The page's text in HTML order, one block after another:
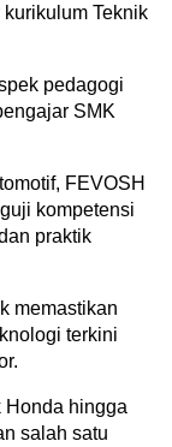
Teknik
pedagogi
SMK
FEVOSH
kompetensi
praktik
memastikan
terkini
Honda hingga
salah satu